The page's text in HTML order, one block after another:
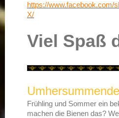
https://www.facebook.com/
X/
Viel Spaß
Frühling und Sommer ein
machen die Bienen das?